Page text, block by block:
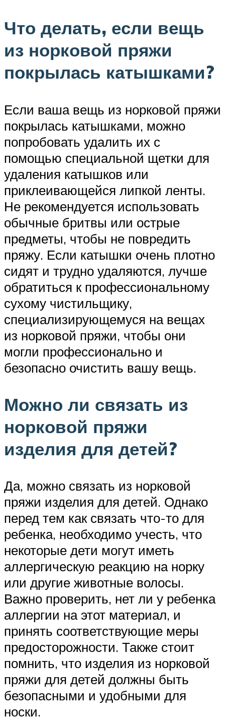
Что делать, если вещь
из норковой пряжи
покрылась катышками?
Если ваша вещь из норковой пряжи
покрылась катышками, можно
попробовать удалить их с
помощью специальной щетки для
удаления катышков или
приклеивающейся липкой ленты.
Не рекомендуется использовать
обычные бритвы или острые
предметы, чтобы не повредить
пряжу. Если катышки очень плотно
сидят и трудно удаляются, лучше
обратиться к профессиональному
сухому чистильщику,
специализирующемуся на вещах
из норковой пряжи, чтобы они
могли профессионально и
безопасно очистить вашу вещь.
Можно ли связать из
норковой пряжи
изделия для детей?
Да, можно связать из норковой
пряжи изделия для детей. Однако
перед тем как связать что-то для
ребенка, необходимо учесть, что
некоторые дети могут иметь
аллергическую реакцию на норку
или другие животные волосы.
Важно проверить, нет ли у ребенка
аллергии на этот материал, и
принять соответствующие меры
предосторожности. Также стоит
помнить, что изделия из норковой
пряжи для детей должны быть
безопасными и удобными для
носки.